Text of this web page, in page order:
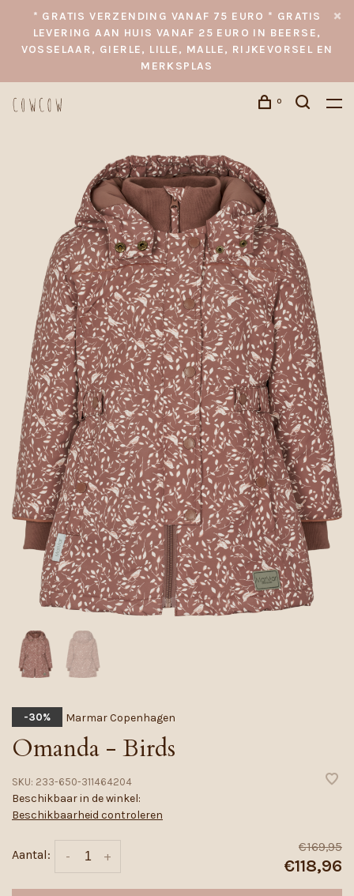
* GRATIS VERZENDING VANAF 75 EURO * GRATIS
LEVERING AAN HUIS VANAF 25 EURO IN BEERSE,
VOSSELAAR, GIERLE, LILLE, MALLE, RIJKEVORSEL EN
MERKSPLAS
0
-30% Marmar Copenhagen
Omanda - Birds
SKU: 233-650-311464204
Beschikbaar in de winkel:
Beschikbaarheid controleren
Aantal: +
-
€169,95
€118,96